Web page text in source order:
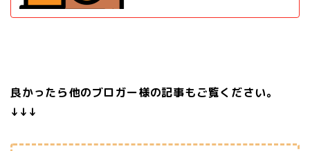
良かったら他のブロガー様の記事もご覧ください。
↓↓↓